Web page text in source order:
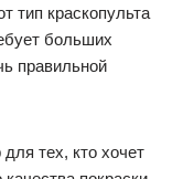
тип краскопульта
больших
правильной
тех, кто хочет